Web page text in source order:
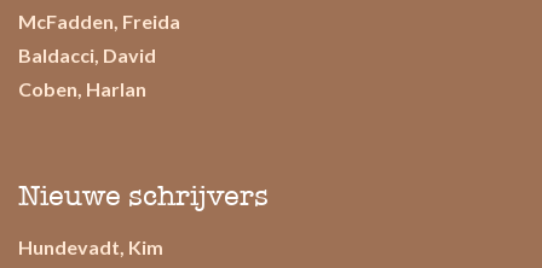
McFadden, Freida
Baldacci, David
Coben, Harlan
Nieuwe schrijvers
Hundevadt, Kim